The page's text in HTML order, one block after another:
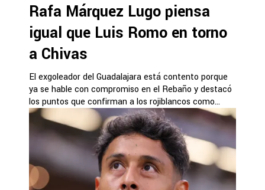
Rafa Márquez Lugo piensa
igual que Luis Romo en torno
a Chivas
El exgoleador del Guadalajara está contento porque
ya se hable con compromiso en el Rebaño y destacó
los puntos que confirman a los rojiblancos como...